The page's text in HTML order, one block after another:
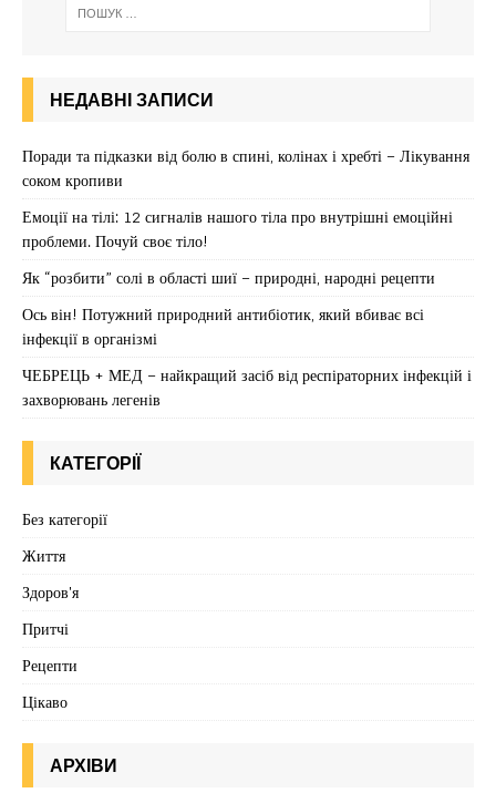
НЕДАВНІ ЗАПИСИ
Поради та підказки від болю в спині, колінах і хребті – Лікування
соком кропиви
Емоції на тілі: 12 сигналів нашого тіла про внутрішні емоційні
проблеми. Почуй своє тіло!
Як “розбити” солі в області шиї – природні, народні рецепти
Ось він! Потужний природний антибіотик, який вбиває всі
інфекції в організмі
ЧЕБРЕЦЬ + МЕД – найкращий засіб від респіраторних інфекцій і
захворювань легенів
КАТЕГОРІЇ
Без категорії
Життя
Здоров'я
Притчі
Рецепти
Цікаво
АРХІВИ